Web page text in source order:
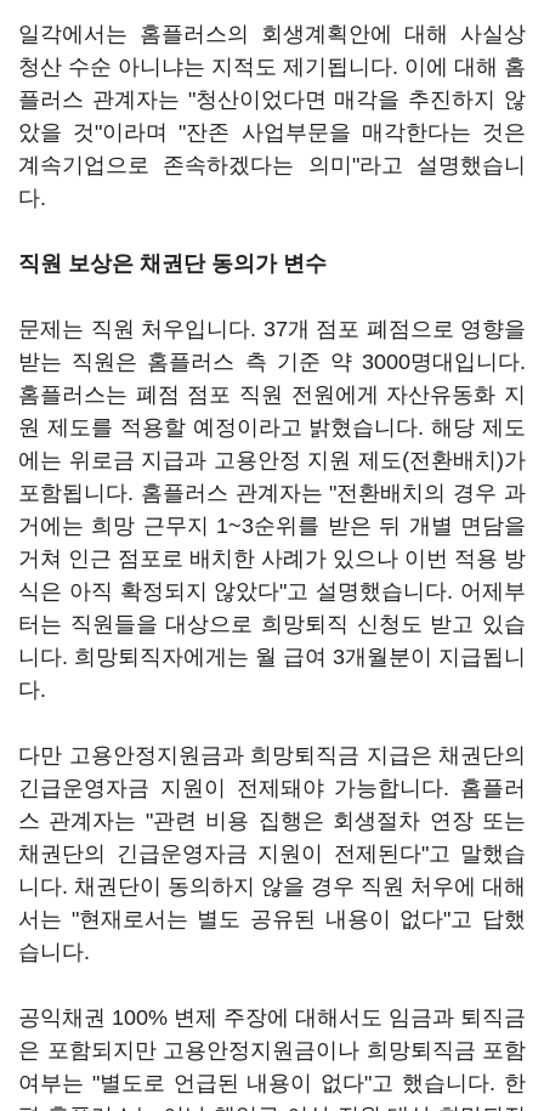
일각에서는 홈플러스의 회생계획안에 대해 사실상
청산 수순 아니냐는 지적도 제기됩니다. 이에 대해 홈
플러스 관계자는 "청산이었다면 매각을 추진하지 않
았을 것"이라며 "잔존 사업부문을 매각한다는 것은
계속기업으로 존속하겠다는 의미"라고 설명했습니
다.
직원 보상은 채권단 동의가 변수
문제는 직원 처우입니다. 37개 점포 폐점으로 영향을
받는 직원은 홈플러스 측 기준 약 3000명대입니다.
홈플러스는 폐점 점포 직원 전원에게 자산유동화 지
원 제도를 적용할 예정이라고 밝혔습니다. 해당 제도
에는 위로금 지급과 고용안정 지원 제도(전환배치)가
포함됩니다. 홈플러스 관계자는 "전환배치의 경우 과
거에는 희망 근무지 1~3순위를 받은 뒤 개별 면담을
거쳐 인근 점포로 배치한 사례가 있으나 이번 적용 방
식은 아직 확정되지 않았다"고 설명했습니다. 어제부
터는 직원들을 대상으로 희망퇴직 신청도 받고 있습
니다. 희망퇴직자에게는 월 급여 3개월분이 지급됩니
다.
다만 고용안정지원금과 희망퇴직금 지급은 채권단의
긴급운영자금 지원이 전제돼야 가능합니다. 홈플러
스 관계자는 "관련 비용 집행은 회생절차 연장 또는
채권단의 긴급운영자금 지원이 전제된다"고 말했습
니다. 채권단이 동의하지 않을 경우 직원 처우에 대해
서는 "현재로서는 별도 공유된 내용이 없다"고 답했
습니다.
공익채권 100% 변제 주장에 대해서도 임금과 퇴직금
은 포함되지만 고용안정지원금이나 희망퇴직금 포함
여부는 "별도로 언급된 내용이 없다"고 했습니다. 한